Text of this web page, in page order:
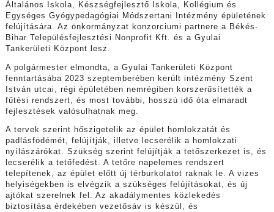
Általános Iskola, Készségfejlesztő Iskola, Kollégium és
Egységes Gyógypedagógiai Módszertani Intézmény épületének
felújítására. Az önkormányzat konzorciumi partnere a Békés-
Bihar Településfejlesztési Nonprofit Kft. és a Gyulai
Tankerületi Központ lesz.
A polgármester elmondta, a Gyulai Tankerületi Központ
fenntartásába 2023 szeptemberében került intézmény Szent
István utcai, régi épületében nemrégiben korszerűsítették a
fűtési rendszert, és most további, hosszú idő óta elmaradt
fejlesztések valósulhatnak meg.
A tervek szerint hőszigetelik az épület homlokzatát és
padlásfödémét, felújítják, illetve lecserélik a homlokzati
nyílászárókat. Szükség szerint felújítják a tetőszerkezet is, és
lecserélik a tetőfedést. A tetőre napelemes rendszert
telepítenek, az épület előtt új térburkolatot raknak le. A vizes
helyiségekben is elvégzik a szükséges felújításokat, és új
ajtókat szerelnek fel. Az akadálymentes közlekedés
biztosítása érdekében vezetősáv is készül, és